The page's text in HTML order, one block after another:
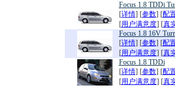
Focus 1.8 TDDi
[详情] [参数] [配
[用户满意度] [真
Focus 1.8 16V
[详情] [参数] [配
[用户满意度] [真
Focus 1.8 TDDi
[详情] [参数] [配
[用户满意度] [真